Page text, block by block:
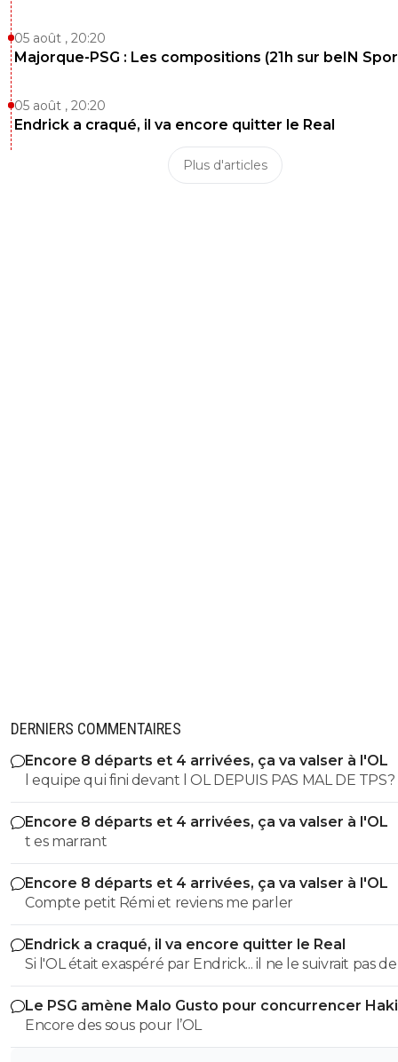
05 août , 20:20
Majorque-PSG : Les compositions (21h sur beIN
05 août , 20:20
Endrick a craqué, il va encore quitter le Real
Plus d'articles
DERNIERS COMMENTAIRES
Encore 8 départs et 4 arrivées, ça va valser à l'OL
l equipe qui fini devant l OL DEPUIS PAS MAL DE TPS? lol. t
es tro malin toi
Encore 8 départs et 4 arrivées, ça va valser à l'OL
t es marrant
Encore 8 départs et 4 arrivées, ça va valser à l'OL
Compte petit Rémi et reviens me parler
Endrick a craqué, il va encore quitter le Real
Si l'OL était exaspéré par Endrick... il ne le suivrait pas
près. Bref... Quand l'équipe sera complète... ce sera beaucoup
mieux.
Le PSG amène Malo Gusto pour concurrencer
Encore des sous pour l’OL